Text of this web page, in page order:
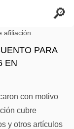
afiliación.
PARA
EN
con motivo
cubre
y otros artículos